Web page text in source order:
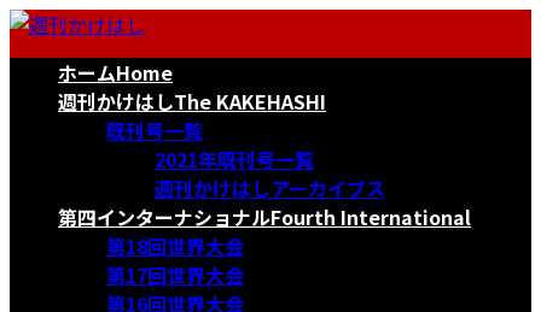
コ
ナ
ホームHome
週刊かけはしThe KAKEHASHI
既刊号一覧
2021年既刊号一覧
週刊かけはしアーカイブス
第四インターナショナルFourth International
第18回世界大会
第17回世界大会
第16回世界大会